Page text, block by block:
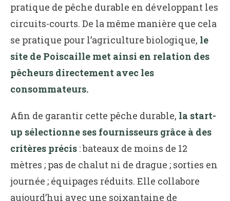
pratique de pêche durable en développant les
circuits-courts. De la même manière que cela
se pratique pour l’agriculture biologique, le
site de Poiscaille met ainsi en relation des
pêcheurs directement avec les
consommateurs.
Afin de garantir cette pêche durable, la start-
up sélectionne ses fournisseurs grâce à des
critères précis : bateaux de moins de 12
mètres ; pas de chalut ni de drague ; sorties en
journée ; équipages réduits. Elle collabore
aujourd’hui avec une soixantaine de